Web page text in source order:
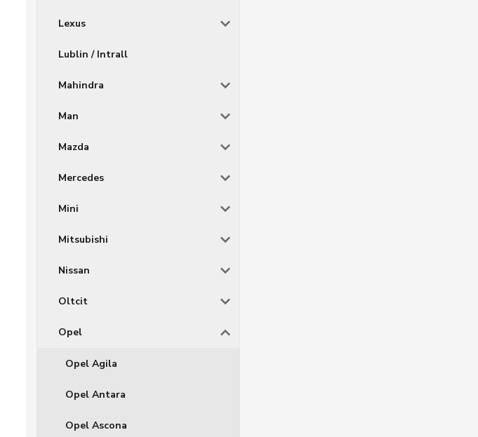
Lexus
Lublin / Intrall
Mahindra
Man
Mazda
Mercedes
Mini
Mitsubishi
Nissan
Oltcit
Opel
Opel Agila
Opel Antara
Opel Ascona